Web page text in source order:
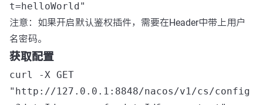
t=helloWorld"
注意：如果开启默认鉴权插件，需要在Header中带上用户
名密码。
获取配置
curl -X GET
"http://127.0.0.1:8848/nacos/v1/cs/config